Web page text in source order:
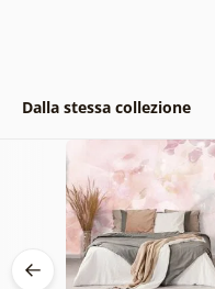
Dalla stessa collezione